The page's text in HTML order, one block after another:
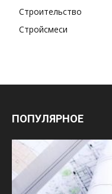
Строительство
Стройсмеси
ПОПУЛЯРНОЕ